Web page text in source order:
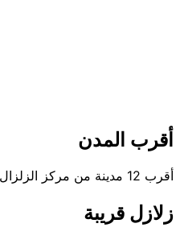
أقرب المدن
أقرب 12 مدينة من مركز الزلزال.
زلازل قريبة